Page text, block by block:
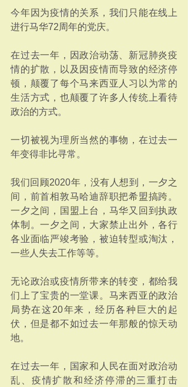
今年因为疫情的关系，我们只能在线上
进行马华72周年的党庆。
在过去一年，因政治动荡、新冠肺炎疫
情的扩散，以及因疫情而导致的经济停
顿，颠覆了每个马来西亚人习以为常的
生活方式，也颠覆了许多人传统上看待
政治的方式。
一切被视为理所当然的事物，在过去一
年变得非比寻常。
我们回顾2020年，没有人想到，一夕之
间，前首相敦马哈迪辞职把希盟搞跨。
一夕之间，国盟上台，马华又回到执政
体制。一夕之间，大家禁止出外，各行
各业面临严竣考验，被迫转型或淘汰，
一些人失去工作等等。
无论政治或疫情所带来的转变，都给我
们上了宝贵的一堂课。马来西亚的政治
局势在这20年来，经历各种巨大的起
伏，但是都不如过去一年那般的惊天动
地。
在过去一年，国家和人民在面对政治动
乱、疫情扩散和经济停滞的三重打击